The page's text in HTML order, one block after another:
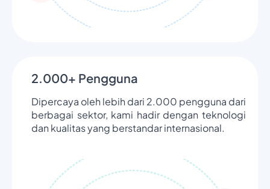
2.000+ Pengguna
Dipercaya oleh lebih dari 2.000 pengguna dari
berbagai sektor, kami hadir dengan teknologi
dan kualitas yang berstandar internasional.